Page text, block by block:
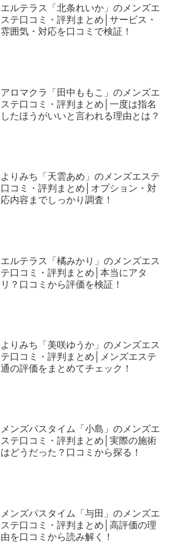
エルテラス「北条れいか」のメンズエ
ステ口コミ・評判まとめ│サービス・
雰囲気・対応を口コミで検証！
アロマクラ「田中ももこ」のメンズエ
ステ口コミ・評判まとめ│一度は指名
したほうがいいと言われる理由とは？
よりみち「天雲あめ」のメンズエステ
口コミ・評判まとめ│オプション・対
応内容までしっかり調査！
エルテラス「橘みかり」のメンズエス
テ口コミ・評判まとめ│本当にアタ
リ？口コミから評価を検証！
よりみち「美咲ゆうか」のメンズエス
テ口コミ・評判まとめ│メンズエステ
通の評価をまとめてチェック！
メンズパスタイム「小島」のメンズエ
ステ口コミ・評判まとめ│実際の施術
はどうだった？口コミから探る！
メンズパスタイム「与田」のメンズエ
ステ口コミ・評判まとめ│高評価の理
由を口コミから読み解く！